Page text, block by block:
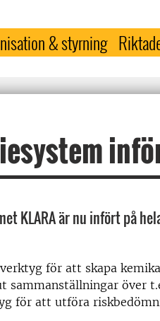
& styrning
KLARA är nu infört på
för att skapa
sammanställningar över
för att utföra